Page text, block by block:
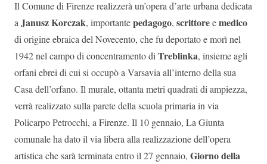
Il Comune di Firenze realizzerà un’opera d’arte urbana dedicata
aJanusz Korczak, importantepedagogo, scrittoreemedico
di origine ebraica del Novecento, che fu deportato e morì nel
1942 nel campo di concentramento diTreblinka, insieme agli
orfani ebrei di cui si occupò a Varsavia all’interno della sua
Casa dell’orfano. Il murale, ottanta metri quadrati di ampiezza,
verrà realizzato sulla parete della scuola primaria in via
Policarpo Petrocchi, a Firenze. Il 10 gennaio, La Giunta
comunale ha dato il via libera alla realizzazione dell’opera
artistica che sarà terminata entro il 27 gennaio, Giorno della